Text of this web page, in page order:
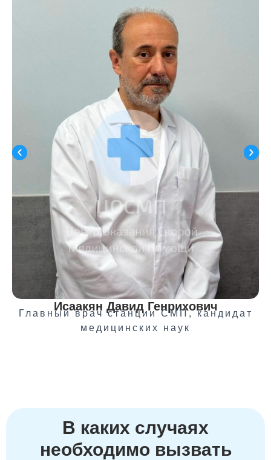
Исаакян Давид Генрихович
Главный врач станции СМП, кандидат
медицинских наук
В каких случаях
необходимо вызвать